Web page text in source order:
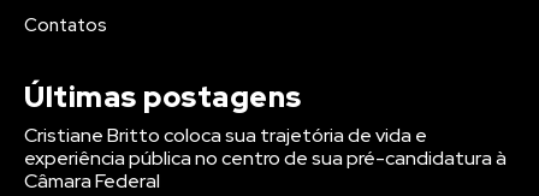
Contatos
Últimas postagens
Cristiane Britto coloca sua trajetória de vida e
experiência pública no centro de sua pré-candidatura à
Câmara Federal